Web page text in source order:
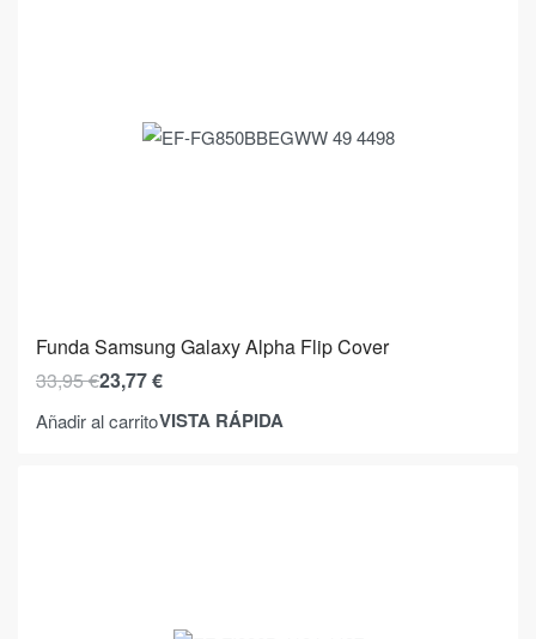
Funda Samsung Galaxy Alpha Flip Cover
33,95€23,77€
Añadir al carritoVISTA RÁPIDA